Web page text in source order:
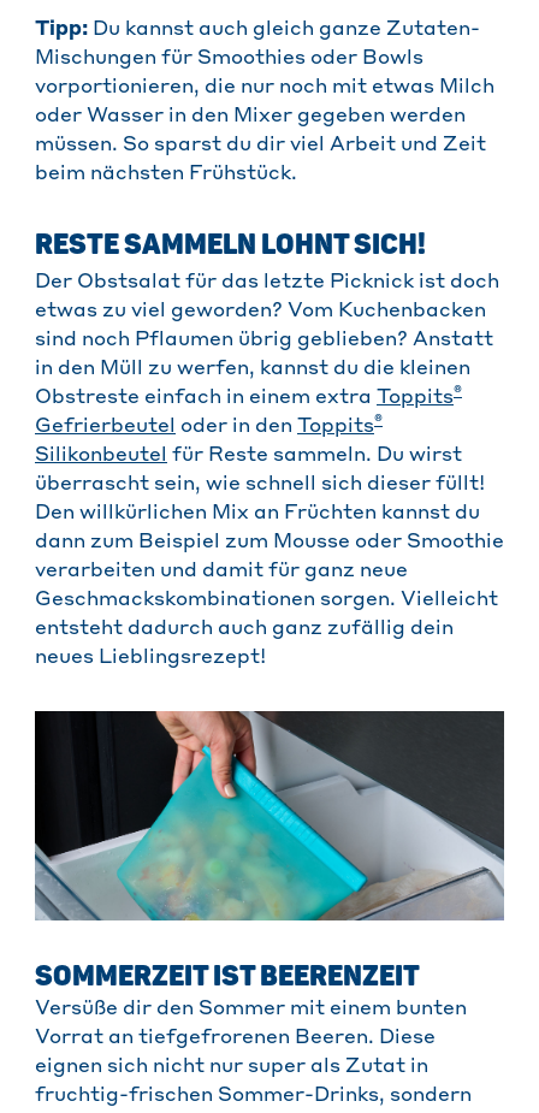
Tipp: Du kannst auch gleich ganze Zutaten-
Mischungen für Smoothies oder Bowls
vorportionieren, die nur noch mit etwas Milch
oder Wasser in den Mixer gegeben werden
müssen. So sparst du dir viel Arbeit und Zeit
beim nächsten Frühstück.
RESTE SAMMELN LOHNT SICH!
Der Obstsalat für das letzte Picknick ist doch
etwas zu viel geworden? Vom Kuchenbacken
sind noch Pflaumen übrig geblieben? Anstatt
in den Müll zu werfen, kannst du die kleinen
Obstreste einfach in einem extra
Toppits®
Gefrierbeutel oder in den Toppits®
Silikonbeutel
für Reste sammeln. Du wirst
überrascht sein, wie schnell sich dieser füllt!
Den willkürlichen Mix an Früchten kannst du
dann zum Beispiel zum Mousse oder Smoothie
verarbeiten und damit für ganz neue
Geschmackskombinationen sorgen. Vielleicht
entsteht dadurch auch ganz zufällig dein
neues Lieblingsrezept!
SOMMERZEIT IST BEERENZEIT
Versüße dir den Sommer mit einem bunten
Vorrat an tiefgefrorenen Beeren. Diese
eignen sich nicht nur super als Zutat in
fruchtig-frischen Sommer-Drinks, sondern